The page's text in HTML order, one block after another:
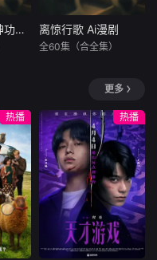
夭寿了我九阳神功专克邪祟 Ai漫剧 夭寿了我九阳神功专克邪祟 Ai漫剧 离惊行歌 Ai漫剧
全60集（合全集）
更多
热播 热播